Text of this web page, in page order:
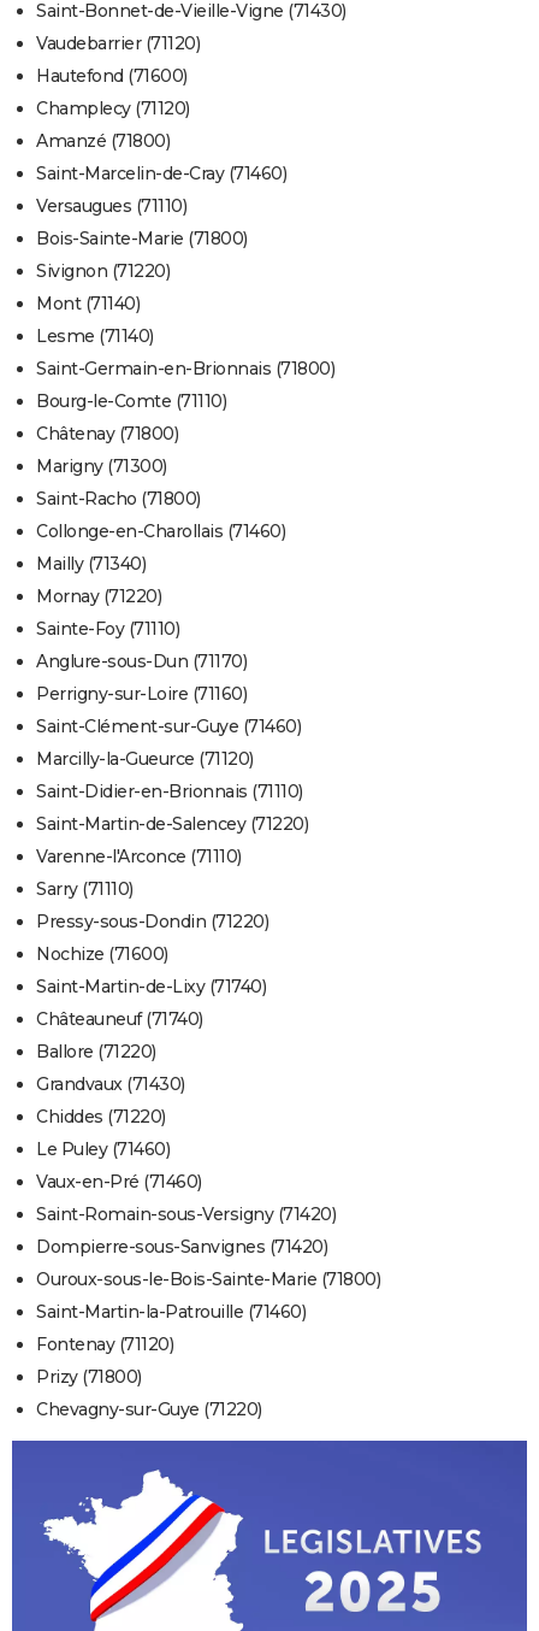
Saint-Bonnet-de-Vieille-Vigne (71430)
Vaudebarrier (71120)
Hautefond (71600)
Champlecy (71120)
Amanzé (71800)
Saint-Marcelin-de-Cray (71460)
Versaugues (71110)
Bois-Sainte-Marie (71800)
Sivignon (71220)
Mont (71140)
Lesme (71140)
Saint-Germain-en-Brionnais (71800)
Bourg-le-Comte (71110)
Châtenay (71800)
Marigny (71300)
Saint-Racho (71800)
Collonge-en-Charollais (71460)
Mailly (71340)
Mornay (71220)
Sainte-Foy (71110)
Anglure-sous-Dun (71170)
Perrigny-sur-Loire (71160)
Saint-Clément-sur-Guye (71460)
Marcilly-la-Gueurce (71120)
Saint-Didier-en-Brionnais (71110)
Saint-Martin-de-Salencey (71220)
Varenne-l'Arconce (71110)
Sarry (71110)
Pressy-sous-Dondin (71220)
Nochize (71600)
Saint-Martin-de-Lixy (71740)
Châteauneuf (71740)
Ballore (71220)
Grandvaux (71430)
Chiddes (71220)
Le Puley (71460)
Vaux-en-Pré (71460)
Saint-Romain-sous-Versigny (71420)
Dompierre-sous-Sanvignes (71420)
Ouroux-sous-le-Bois-Sainte-Marie (71800)
Saint-Martin-la-Patrouille (71460)
Fontenay (71120)
Prizy (71800)
Chevagny-sur-Guye (71220)